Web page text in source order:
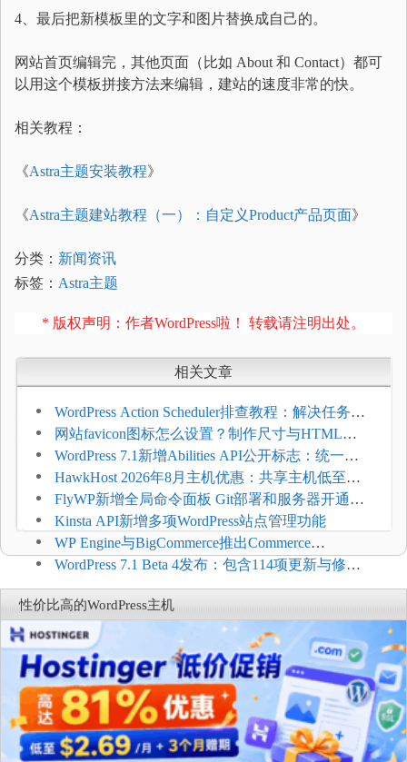
4、最后把新模板里的文字和图片替换成自己的。
网站首页编辑完，其他页面（比如 About 和 Contact）都可
以用这个模板拼接方法来编辑，建站的速度非常的快。
相关教程：
《Astra主题安装教程》
《Astra主题建站教程（一）：自定义Product产品页面》
分类： 新闻资讯
标签： Astra主题
* 版权声明：作者WordPress啦！ 转载请注明出处。
相关文章
WordPress Action Scheduler排查教程：解决任务积
压和订单延迟
网站favicon图标怎么设置？制作尺寸与HTML添
加方法
WordPress 7.1新增Abilities API公开标志：统一支
持REST API、MCP与AI代理
HawkHost 2026年8月主机优惠：共享主机低至
$2.61/月，高性能主机同步折扣
FlyWP新增全局命令面板 Git部署和服务器开通更
方便
Kinsta API新增多项WordPress站点管理功能
WP Engine与BigCommerce推出Commerce
Connect：WordPress商店可保留前台体验并扩展电
商能力
WordPress 7.1 Beta 4发布：包含114项更新与修
复，仅建议在测试环境体验
性价比高的WordPress主机